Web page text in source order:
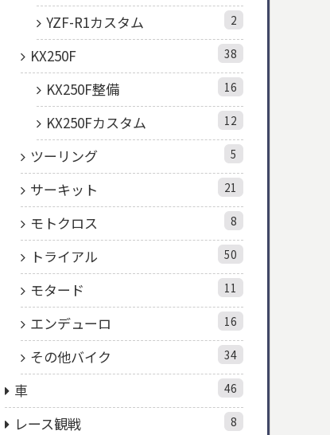
YZF-R1カスタム 2
KX250F 38
KX250F整備 16
KX250Fカスタム 12
ツーリング 5
サーキット 21
モトクロス 8
トライアル 50
モタード 11
エンデューロ 16
その他バイク 34
車 46
レース観戦 8